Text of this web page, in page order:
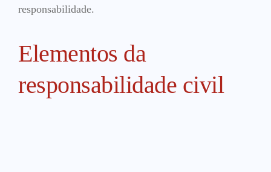
responsabilidade.
Elementos da
responsabilidade civil